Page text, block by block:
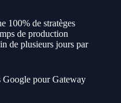
100% de stratèges
de production
de plusieurs jours par
Google pour Gateway